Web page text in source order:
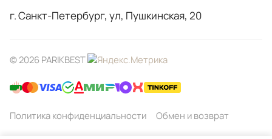
г. Санкт-Петербург, ул, Пушкинская, 20
© 2026 PARIKBEST
Политика конфиденциальности Обмен и возврат